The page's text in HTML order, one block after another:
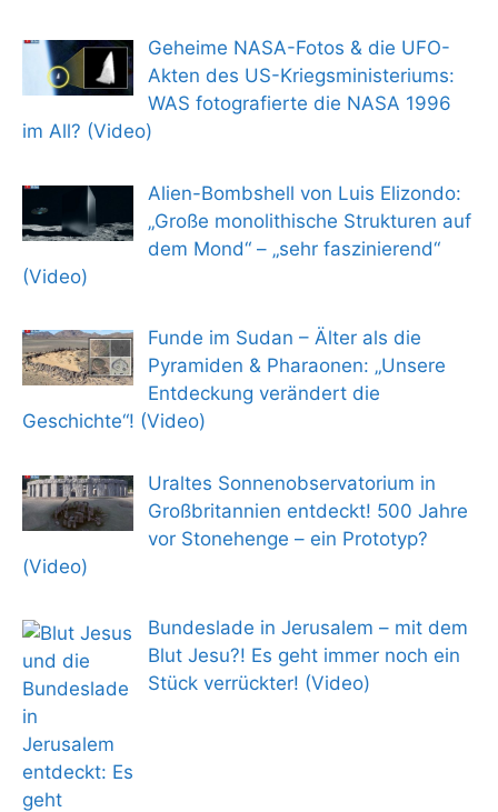
Geheime NASA-Fotos & die UFO-
Akten des US-Kriegsministeriums:
WAS fotografierte die NASA 1996
im All? (Video)
Alien-Bombshell von Luis Elizondo:
„Große monolithische Strukturen auf
dem Mond“ – „sehr faszinierend“
(Video)
Funde im Sudan – Älter als die
Pyramiden & Pharaonen: „Unsere
Entdeckung verändert die
Geschichte“! (Video)
Uraltes Sonnenobservatorium in
Großbritannien entdeckt! 500 Jahre
vor Stonehenge – ein Prototyp?
(Video)
Bundeslade in Jerusalem – mit dem
Blut Jesu?! Es geht immer noch ein
Stück verrückter! (Video)